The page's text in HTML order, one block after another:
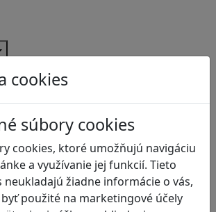
cookies
súbory cookies
cookies, ktoré umožňujú navigáciu
a využívanie jej funkcií. Tieto
žiadne informácie o vás,
použité na marketingové účely
Ako na výber